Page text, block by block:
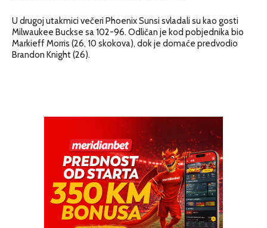
U drugoj utakmici večeri Phoenix Sunsi svladali su kao gosti
Milwaukee Buckse sa 102-96. Odličan je kod pobjednika bio
Markieff Morris (26, 10 skokova), dok je domaće predvodio
Brandon Knight (26).